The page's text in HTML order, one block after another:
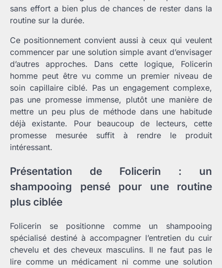
sans effort a bien plus de chances de rester dans la
routine sur la durée.
Ce positionnement convient aussi à ceux qui veulent
commencer par une solution simple avant d’envisager
d’autres approches. Dans cette logique, Folicerin
homme peut être vu comme un premier niveau de
soin capillaire ciblé. Pas un engagement complexe,
pas une promesse immense, plutôt une manière de
mettre un peu plus de méthode dans une habitude
déjà existante. Pour beaucoup de lecteurs, cette
promesse mesurée suffit à rendre le produit
intéressant.
Présentation de Folicerin : un
shampooing pensé pour une routine
plus ciblée
Folicerin se positionne comme un shampooing
spécialisé destiné à accompagner l’entretien du cuir
chevelu et des cheveux masculins. Il ne faut pas le
lire comme un médicament ni comme une solution